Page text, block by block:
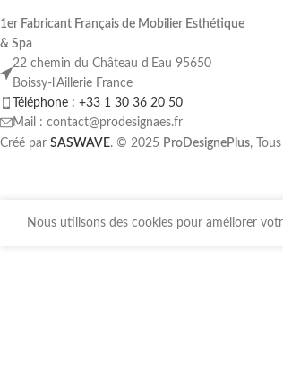
1er Fabricant Français de Mobilier Esthétique
& Spa
22 chemin du Château d'Eau 95650
Boissy-l'Aillerie France
Téléphone : +33 1 30 36 20 50
Mail : contact@prodesignaes.fr
Créé par SASWAVE. © 2025 ProDesignePlus,
Nous utilisons des cookies pour améliorer